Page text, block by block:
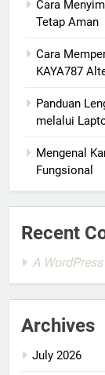
Cara
Tetap Aman
Cara
KAYA787
Panduan
melalui
Mengenal
Fungsional
Recent
A
Archives
July 2026